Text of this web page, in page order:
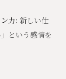
力: 新しい仕
という感情を